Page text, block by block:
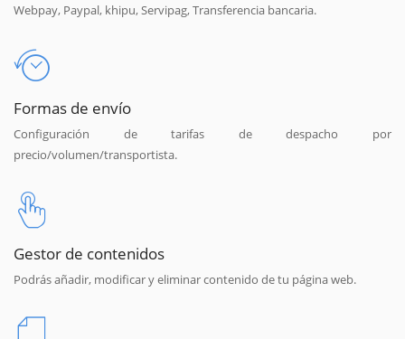
Webpay, Paypal, khipu, Servipag, Transferencia bancaria.
Formas de envío
Configuración de tarifas de despacho por
precio/volumen/transportista.
Gestor de contenidos
Podrás añadir, modificar y eliminar contenido de tu página web.